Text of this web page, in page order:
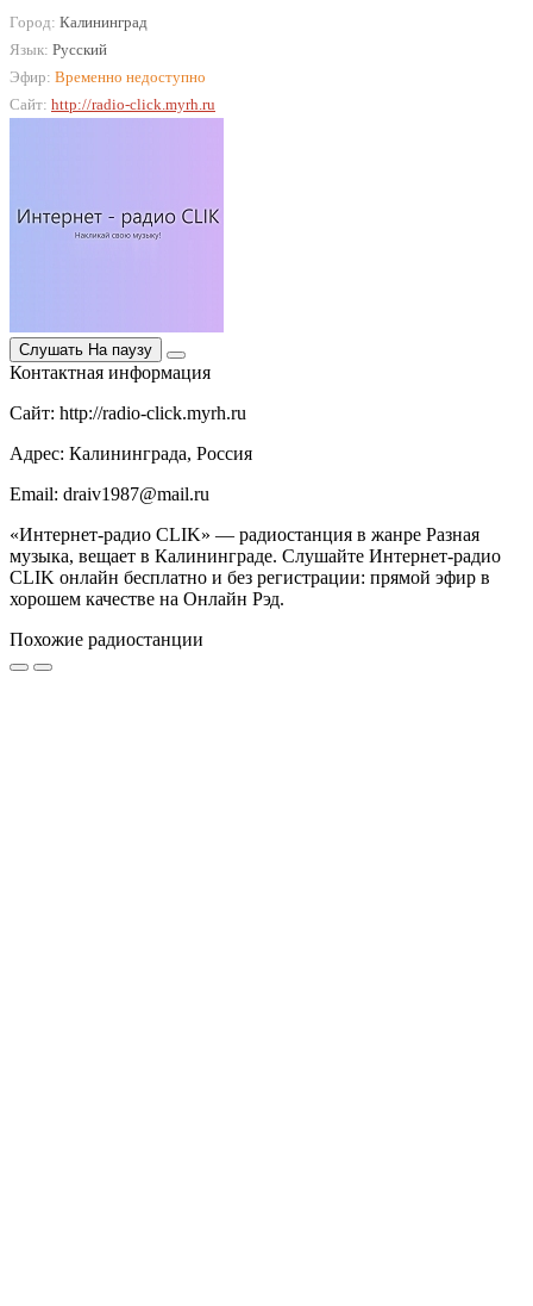
Город: Калининград
Язык: Русский
Эфир: Временно недоступно
Сайт: http://radio-click.myrh.ru
Слушать На паузу
Контактная информация
Сайт: http://radio-click.myrh.ru
Адрес: Калининграда, Россия
Email: draiv1987@mail.ru
«Интернет-радио CLIK» — радиостанция в жанре Разная
музыка, вещает в Калининграде. Слушайте Интернет-радио
CLIK онлайн бесплатно и без регистрации: прямой эфир в
хорошем качестве на Онлайн Рэд.
Похожие радиостанции